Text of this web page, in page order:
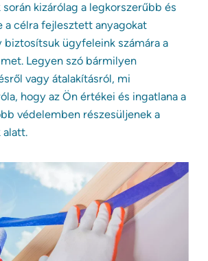
során kizárólag a legkorszerűbb és
a célra fejlesztett anyagokat
biztosítsuk ügyfeleink számára a
Legyen szó bármilyen
vagy átalakításról, mi
hogy az Ön értékei és ingatlana a
védelemben részesüljenek a
alatt.